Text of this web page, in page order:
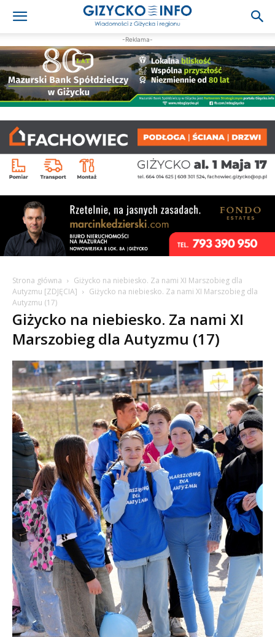
-Reklama-
Strona główna
Giżycko na niebiesko. Za nami XI Marszobieg dla
Autyzmu [ZDJĘCIA]
Giżycko na niebiesko. Za nami XI Marszobieg dla
Autyzmu (17)
Giżycko na niebiesko. Za nami XI
Marszobieg dla Autyzmu (17)